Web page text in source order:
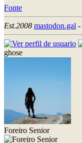
Fonte
Est.2008 mastodon.gal -
ghose
Foreiro Senior